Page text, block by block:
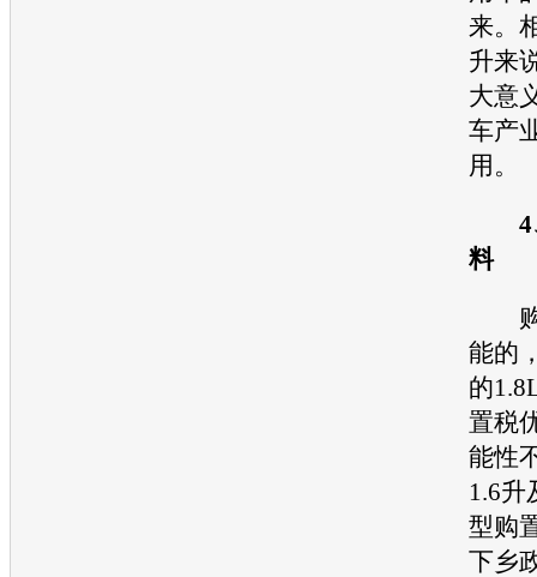
来。
升来
大意
车产
用。
料
购
能的
的
置税
能性
1.6升
型购
下乡